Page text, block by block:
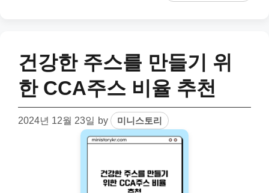
건강한 주스를 만들기 위
한 CCA주스 비율 추천
2024년 12월 23일 by 미니스토리